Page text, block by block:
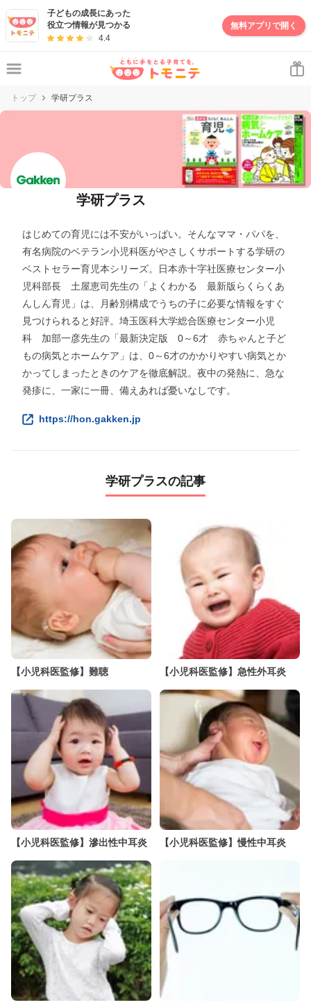
子どもの成長にあった
役立つ情報が見つかる
4.4
無料アプリで開く
トップ 学研プラス
学研プラス
はじめての育児には不安がいっぱい。そんなママ・パパを、
有名病院のベテラン小児科医がやさしくサポートする学研の
ベストセラー育児本シリーズ。日本赤十字社医療センター小
児科部長 土屋恵司先生の「よくわかる 最新版らくらくあ
んしん育児」は、月齢別構成でうちの子に必要な情報をすぐ
見つけられると好評。埼玉医科大学総合医療センター小児
科 加部一彦先生の「最新決定版 0～6才 赤ちゃんと子ど
もの病気とホームケア」は、0～6才のかかりやすい病気とか
かってしまったときのケアを徹底解説。夜中の発熱に、急な
発疹に、一家に一冊、備えあれば憂いなしです。
https://hon.gakken.jp
学研プラスの記事
【小児科医監修】難聴 【小児科医監修】急性外耳炎
【小児科医監修】滲出性中耳炎 【小児科医監修】慢性中耳炎